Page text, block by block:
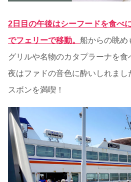
2日目の午後はシーフードを食べ
でフェリーで移動。 船からの眺め
グリルや名物のカタプラーナを食
夜はファドの音色に酔いしれまし
スボンを満喫！